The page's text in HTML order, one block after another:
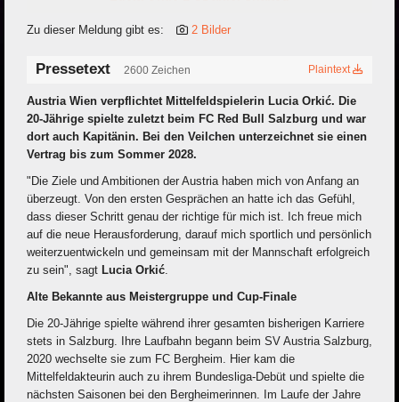
Zu dieser Meldung gibt es: 2 Bilder
Pressetext 2600 Zeichen Plaintext
Austria Wien verpflichtet Mittelfeldspielerin Lucia Orkić. Die
20-Jährige spielte zuletzt beim FC Red Bull Salzburg und war
dort auch Kapitänin. Bei den Veilchen unterzeichnet sie einen
Vertrag bis zum Sommer 2028.
"Die Ziele und Ambitionen der Austria haben mich von Anfang an
überzeugt. Von den ersten Gesprächen an hatte ich das Gefühl,
dass dieser Schritt genau der richtige für mich ist. Ich freue mich
auf die neue Herausforderung, darauf mich sportlich und persönlich
weiterzuentwickeln und gemeinsam mit der Mannschaft erfolgreich
zu sein", sagt Lucia Orkić
Alte Bekannte aus Meistergruppe und Cup-Finale
Die 20-Jährige spielte während ihrer gesamten bisherigen Karriere
stets in Salzburg. Ihre Laufbahn begann beim SV Austria Salzburg,
2020 wechselte sie zum FC Bergheim. Hier kam die
Mittelfeldakteurin auch zu ihrem Bundesliga-Debüt und spielte die
nächsten Saisonen bei den Bergheimerinnen. Im Laufe der Jahre